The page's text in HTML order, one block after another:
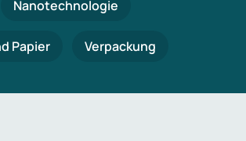
Nanotechnologie
Papier Verpackung